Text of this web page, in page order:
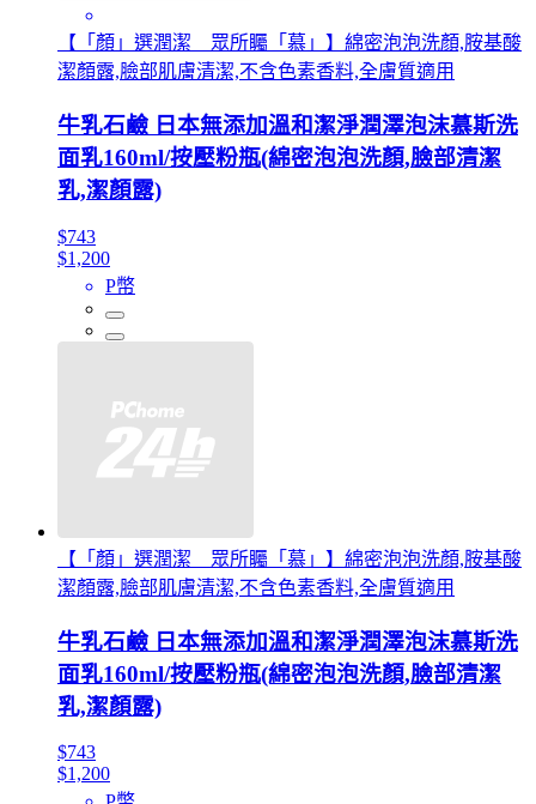
【「顏」選潤潔 眾所矚「慕」】綿密泡泡洗顏,胺基酸
潔顏露,臉部肌膚清潔,不含色素香料,全膚質適用
牛乳石鹼 日本無添加溫和潔淨潤澤泡沫慕斯洗
面乳160ml/按壓粉瓶(綿密泡泡洗顏,臉部清潔
乳,潔顏露)
$743
$1,200
P幣
【「顏」選潤潔 眾所矚「慕」】綿密泡泡洗顏,胺基酸
潔顏露,臉部肌膚清潔,不含色素香料,全膚質適用
牛乳石鹼 日本無添加溫和潔淨潤澤泡沫慕斯洗
面乳160ml/按壓粉瓶(綿密泡泡洗顏,臉部清潔
乳,潔顏露)
$743
$1,200